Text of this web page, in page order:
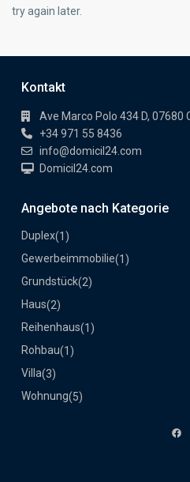
try again later.
Kontakt
Ave Marco Polo 434 D, 07680
+34 971 55 8436
info@domicil24.com
Domicil24.com
Angebote nach Kategorie
Duplex(1)
Gewerbeimmobilie(1)
Grundstück(2)
Haus(2)
Reihenhaus(1)
Rohbau(1)
Villa(3)
Wohnung(5)